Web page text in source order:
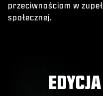
przeciwnościom w
społecznej.